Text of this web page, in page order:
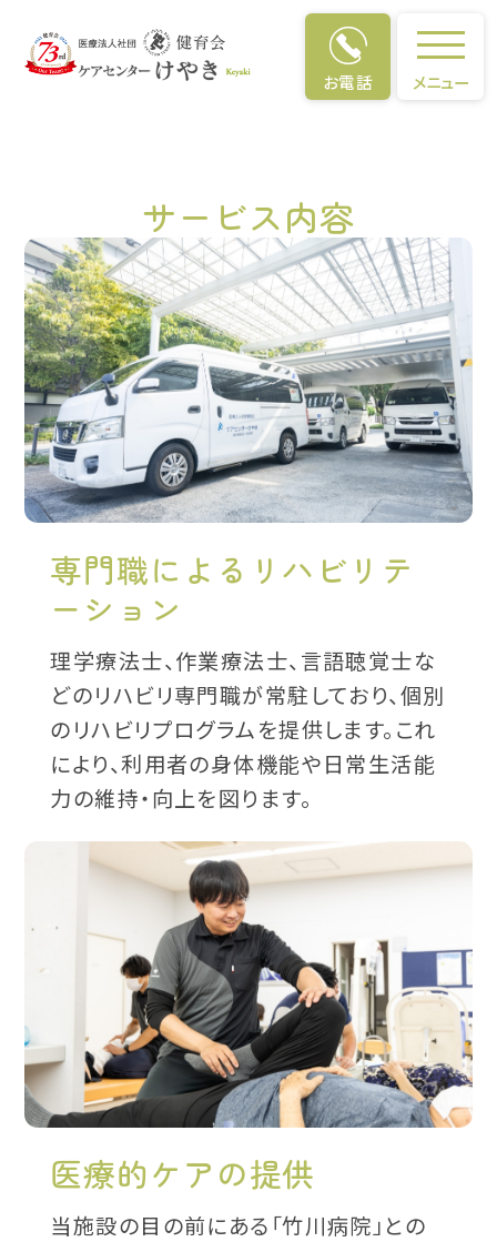
お電話 メニュー
通所リハビリテーション（デイケ
サービス内容
専門職によるリハビリテ
ーション
理学療法士、作業療法士、言語聴覚士な
どのリハビリ専門職が常駐しており、個別
のリハビリプログラムを提供します。これ
により、利用者の身体機能や日常生活能
力の維持・向上を図ります。
医療的ケアの提供
当施設の目の前にある「竹川病院」との